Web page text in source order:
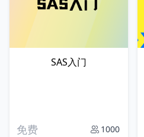
SAS入门
免费 1000